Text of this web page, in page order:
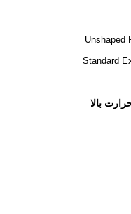
Unshaped
Standard
بالا